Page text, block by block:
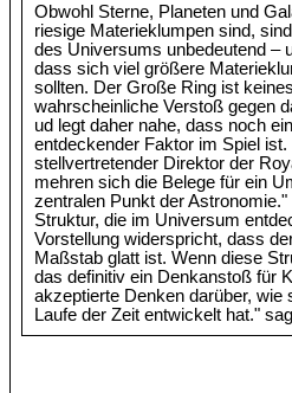
Obwohl Sterne, Planeten und
riesige Materieklumpen sind,
des Universums unbedeutend –
dass sich viel größere
sollten. Der Große Ring ist
wahrscheinliche Verstoß gegen
ud legt daher nahe, dass noch
entdeckender Faktor im Spiel
stellvertretender Direktor der
mehren sich die Belege für ein
zentralen Punkt der
Struktur, die im Universum
Vorstellung widerspricht, dass
Maßstab glatt ist. Wenn diese
das definitiv ein Denkanstoß für
akzeptierte Denken darüber, wie
Laufe der Zeit entwickelt hat."